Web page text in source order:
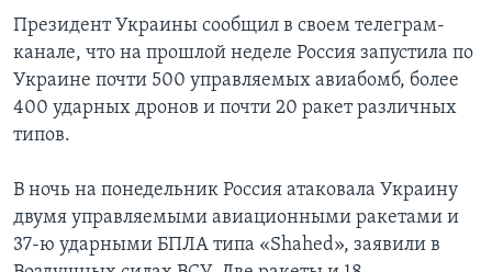
Президент Украины сообщил в своем телеграм-
канале, что на прошлой неделе Россия запустила по
Украине почти 500 управляемых авиабомб, более
400 ударных дронов и почти 20 ракет различных
типов.
В ночь на понедельник Россия атаковала Украину
двумя управляемыми авиационными ракетами и
37-ю ударными БПЛА типа «Shahed», заявили в